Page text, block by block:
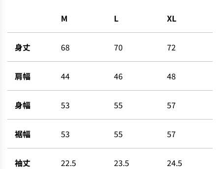
M L XL
身丈 68 70 72
肩幅 44 46 48
身幅 53 55 57
裾幅 53 55 57
袖丈 22.5 23.5 24.5